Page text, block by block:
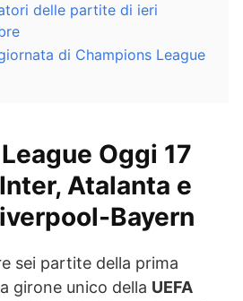
delle partite di ieri
di Champions League
Oggi 17
Atalanta e
Bayern
sei partite della prima
girone unico della UEFA